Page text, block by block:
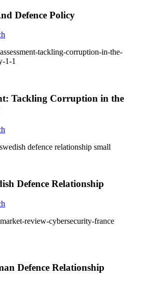
Defence Policy
Tackling Corruption in the
Defence Relationship
Defence Relationship